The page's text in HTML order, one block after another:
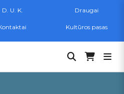
D. U. K. Draugai
Kultūros pasas